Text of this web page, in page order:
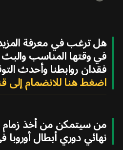
هل ترغب في معرفة
في وقتها المناسب
فقدان روابطنا وأحدث
اضغط هنا للانضمام إلى
من سيتمكن من أخذ زمام
نهائي دوري أبطال